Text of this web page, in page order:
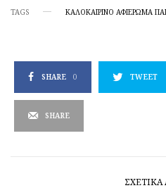
TAGS KΑΛΟΚΑΙΡΙΝΌ ΑΦΙΈΡΩΜΑ
SHARE 0 TWEET
SHARE
ΣΧΕΤΙΚΆ